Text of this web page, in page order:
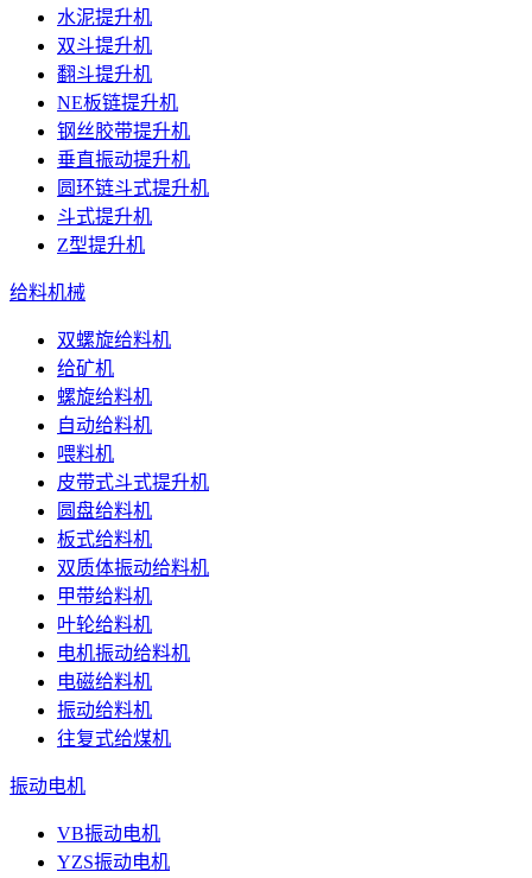
水泥提升机
双斗提升机
翻斗提升机
NE板链提升机
钢丝胶带提升机
垂直振动提升机
圆环链斗式提升机
斗式提升机
Z型提升机
给料机械
双螺旋给料机
给矿机
螺旋给料机
自动给料机
喂料机
皮带式斗式提升机
圆盘给料机
板式给料机
双质体振动给料机
甲带给料机
叶轮给料机
电机振动给料机
电磁给料机
振动给料机
往复式给煤机
振动电机
VB振动电机
YZS振动电机